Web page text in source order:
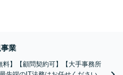
業
料】【顧問契約可】【大手事務所